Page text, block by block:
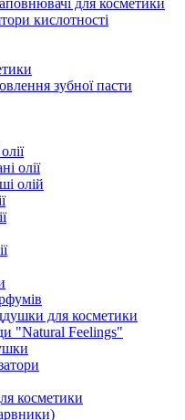
для косметики
кислотності
зубної пасти
олії
олій
для косметики
"Natural Feelings"
косметики